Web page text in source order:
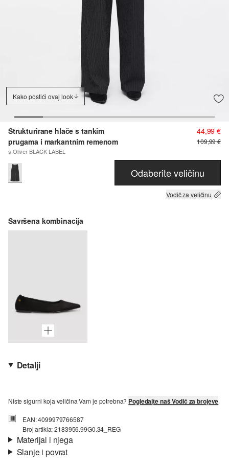
Kako postići ovaj look
Strukturirane hlače s tankim
prugama i markantnim remenom
s.Oliver BLACK LABEL
44,99 €
109,99 €
Odaberite veličinu
Vodič za veličinu
Savršena kombinacija
Detalji
Niste sigurni koja veličina Vam je potrebna? Pogledajte naš Vodič za brojeve
EAN: 4099979766587
Broj artikla: 2183956.99G0.34_REG
Materijal i njega
Slanje i povrat